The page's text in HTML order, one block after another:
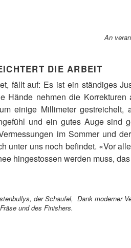
An
DIE ARBEIT
fällt auf: Es ist ein ständiges
Hände nehmen die
einige Millimeter
und ein gutes Auge
im Sommer und
unter uns noch befindet. «Vor
hingestossen werden muss,
der Schaufel,
und des Finishers.
Dank moderner